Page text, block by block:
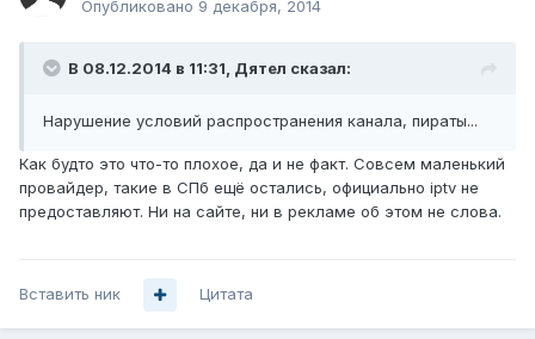
Опубликовано 9 декабря, 2014
В 08.12.2014 в 11:31, Дятел сказал:
Нарушение условий распространения канала, пираты...
Как будто это что-то плохое, да и не факт. Совсем маленький
провайдер, такие в СПб ещё остались, официально iptv не
предоставляют. Ни на сайте, ни в рекламе об этом не слова.
Вставить ник Цитата